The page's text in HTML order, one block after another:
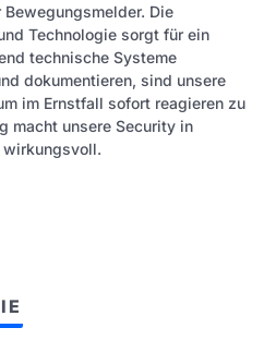
Die
Technologie sorgt für ein
technische Systeme
dokumentieren, sind unsere
im Ernstfall sofort reagieren zu
macht unsere Security in
wirkungsvoll.